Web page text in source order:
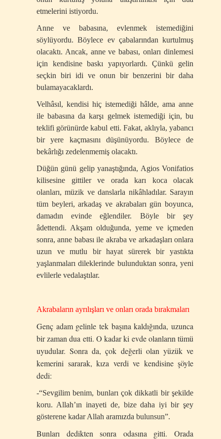
etmelerini istiyordu.
Anne ve babasına, evlenmek istemediğini
söylüyordu. Böylece ev çabalarından kurtulmuş
olacaktı. Ancak, anne ve babası, onları dinlemesi
için kendisine baskı yapıyorlardı. Çünkü gelin
seçkin biri idi ve onun bir benzerini bir daha
bulamayacaklardı.
Velhâsıl, kendisi hiç istemediği hâlde, ama anne
ile babasına da karşı gelmek istemediği için, bu
teklifi görünürde kabul etti. Fakat, aklıyla, yabancı
bir yere kaçmasını düşünüyordu. Böylece de
bekârlığı zedelenmemiş olacaktı.
Düğün günü gelip yanaştığında, Agios Vonifatios
kilisesine gittiler ve orada karı koca olacak
olanları, müzik ve danslarla nikâhladılar. Sarayın
tüm beyleri, arkadaş ve akrabaları gün boyunca,
damadın evinde eğlendiler. Böyle bir şey
âdettendi. Akşam olduğunda, yeme ve içmeden
sonra, anne babası ile akraba ve arkadaşları onlara
uzun ve mutlu bir hayat sürerek bir yastıkta
yaşlanmaları dileklerinde bulunduktan sonra, yeni
evlilerle vedalaştılar.
Akrabaların ayrılışları ve onları orada bırakmaları
Genç adam gelinle tek başına kaldığında, uzunca
bir zaman dua etti. O kadar ki evde olanların tümü
uyudular. Sonra da, çok değerli olan yüzük ve
kemerini sararak, kıza verdi ve kendisine şöyle
dedi:
-“Sevgilim benim, bunları çok dikkatli bir şekilde
koru. Allah’ın inayeti de, bize daha iyi bir şey
gösterene kadar Allah aramızda bulunsun”.
Bunları dedikten sonra odasına gitti. Orada